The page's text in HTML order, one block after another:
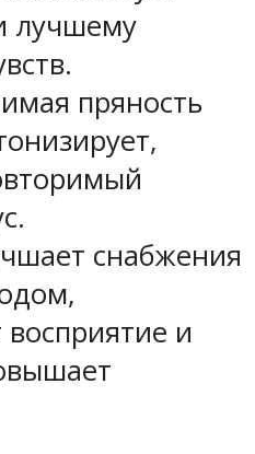
лучшему
пряность
снабжения
восприятие и